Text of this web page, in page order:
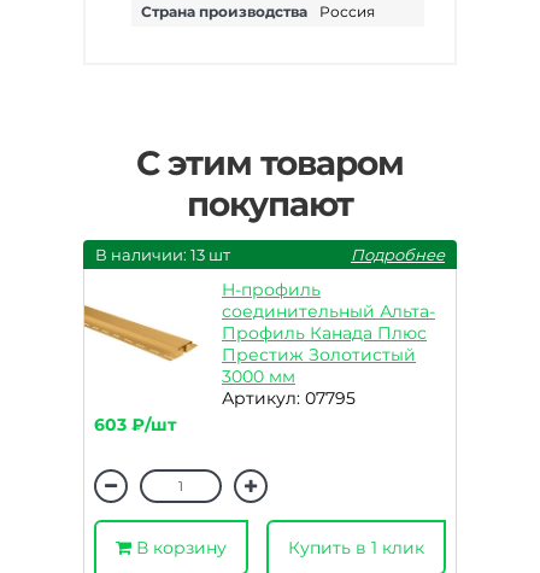
Страна производства Россия
С этим товаром
покупают
В наличии: 13 шт Подробнее
H-профиль
соединительный Альта-
Профиль Канада Плюс
Престиж Золотистый
3000 мм
Артикул: 07795
603 ₽/шт
В корзину Купить в 1 клик